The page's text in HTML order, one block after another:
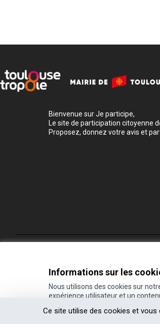
Ce site utilise des cookies et
Informations sur les
Nous utilisons des cookies sur
expérience utilisateur et un
Bienvenue sur Je participe,
Le site de participation citoyenne
Proposez, donnez votre avis et
(Lien externe)
Site réalisé grâce aulogiciel libre